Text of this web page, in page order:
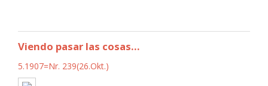
Viendo pasar las cosas...
5.1907=Nr. 239(26.Okt.)